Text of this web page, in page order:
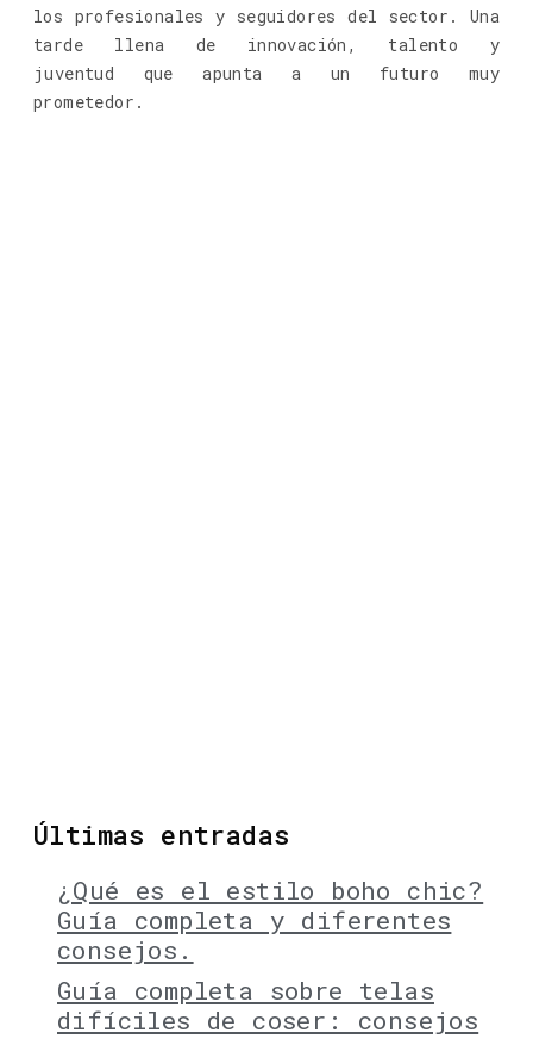
los profesionales y seguidores del sector. Una
tarde llena de innovación, talento y
juventud que apunta a un futuro muy
prometedor.
Últimas entradas
¿Qué es el estilo boho chic?
Guía completa y diferentes
consejos.
Guía completa sobre telas
difíciles de coser: consejos